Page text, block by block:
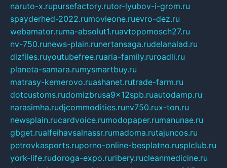
naruto-x.rupursefactory.rutor-lyubov-i-grom.ru
spayderhed-2022.rumovieone.ruevro-dez.ru
webamator.ruma-absolut1.ruavtopomosch27.ru
nv-750.runews-plain.runertansaga.rudelanalad.ru
dizfiles.ruyoutubefree.ruaria-family.ruroadli.ru
planeta-samara.rumysmartbuy.ru
matrasy-kemerovo.ruashanet.rutrade-farm.ru
dotcustoms.rudomizbrusa9x12spb.ruautodamp.ru
narasimha.rudjcommodities.runv750.rux-ton.ru
newsplain.rucardvoice.rumodopaper.rumanunae.ru
gbget.rualfeihavsalnassr.rumadoma.rutajuncos.ru
petrovkasports.ruporno-online-besplatno.rusplclub.ru
york-life.rudoroga-expo.ruribery.rucleanmedicine.ru